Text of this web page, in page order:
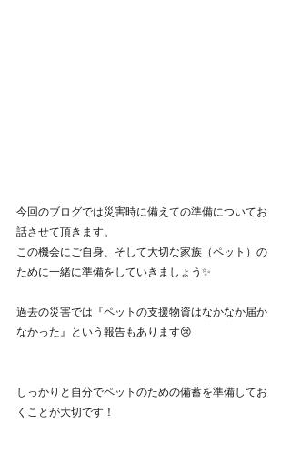
今回のブログでは災害時に備えての準備についてお
話させて頂きます。
この機会にご自身、そして大切な家族（ペット）の
ために一緒に準備をしていきましょう✨
過去の災害では『ペットの支援物資はなかなか届か
なかった』という報告もあります😢
しっかりと自分でペットのための備蓄を準備してお
くことが大切です！